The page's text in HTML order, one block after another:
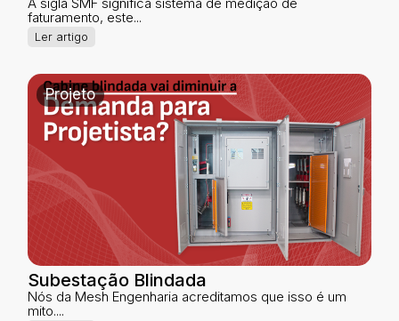
faturamento, este...
Ler artigo
Projeto
Subestação Blindada
Nós da Mesh Engenharia acreditamos que isso é um
mito....